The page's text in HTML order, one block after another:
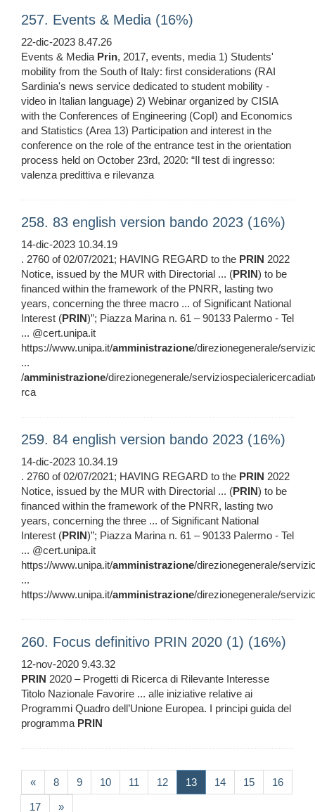
257. Events & Media (16%)
22-dic-2023 8.47.26
Events & Media Prin, 2017, events, media 1) Students'
mobility from the South of Italy: first considerations (RAI
Sardinia's news service dedicated to student mobility -
video in Italian language) 2) Webinar organized by CISIA
with the Conferences of Engineering (CopI) and Economics
and Statistics (Area 13) Participation and interest in the
conference on the role of the entrance test in the orientation
process held on October 23rd, 2020: “Il test di ingresso:
valenza predittiva e rilevanza
258. 83 english version bando 2023 (16%)
14-dic-2023 10.34.19
. 2760 of 02/07/2021; HAVING REGARD to the PRIN 2022
Notice, issued by the MUR with Directorial ... (PRIN) to be
financed within the framework of the PNRR, lasting two
years, concerning the three macro ... of Significant National
Interest (PRIN)”; Piazza Marina n. 61 – 90133 Palermo - Tel
... @cert.unipa.it
https://www.unipa.it/amministrazione/direzionegenerale/
...
/amministrazione/direzionegenerale/
rca
259. 84 english version bando 2023 (16%)
14-dic-2023 10.34.19
. 2760 of 02/07/2021; HAVING REGARD to the PRIN 2022
Notice, issued by the MUR with Directorial ... (PRIN) to be
financed within the framework of the PNRR, lasting two
years, concerning the three ... of Significant National
Interest (PRIN)”; Piazza Marina n. 61 – 90133 Palermo - Tel
... @cert.unipa.it
https://www.unipa.it/amministrazione/direzionegenerale/
...
https://www.unipa.it/amministrazione/direzionegenerale/
260. Focus definitivo PRIN 2020 (1) (16%)
12-nov-2020 9.43.32
PRIN 2020 – Progetti di Ricerca di Rilevante Interesse
Titolo Nazionale Favorire ... alle iniziative relative ai
Programmi Quadro dell’Unione Europea. I principi guida del
programma PRIN
« 8 9 10 11 12 13(current)
14 15 16
17 »